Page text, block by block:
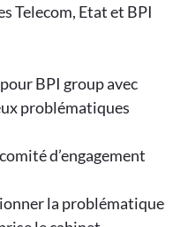
Telecom, Etat et BPI
BPI group avec
problématiques
d’engagement
la problématique